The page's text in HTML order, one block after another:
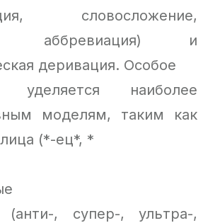
словосложение,
аббревиация) и
деривация. Особое
уделяется наиболее
моделям, таким как
(*-ец*, *
(анти-, супер-, ультра-,